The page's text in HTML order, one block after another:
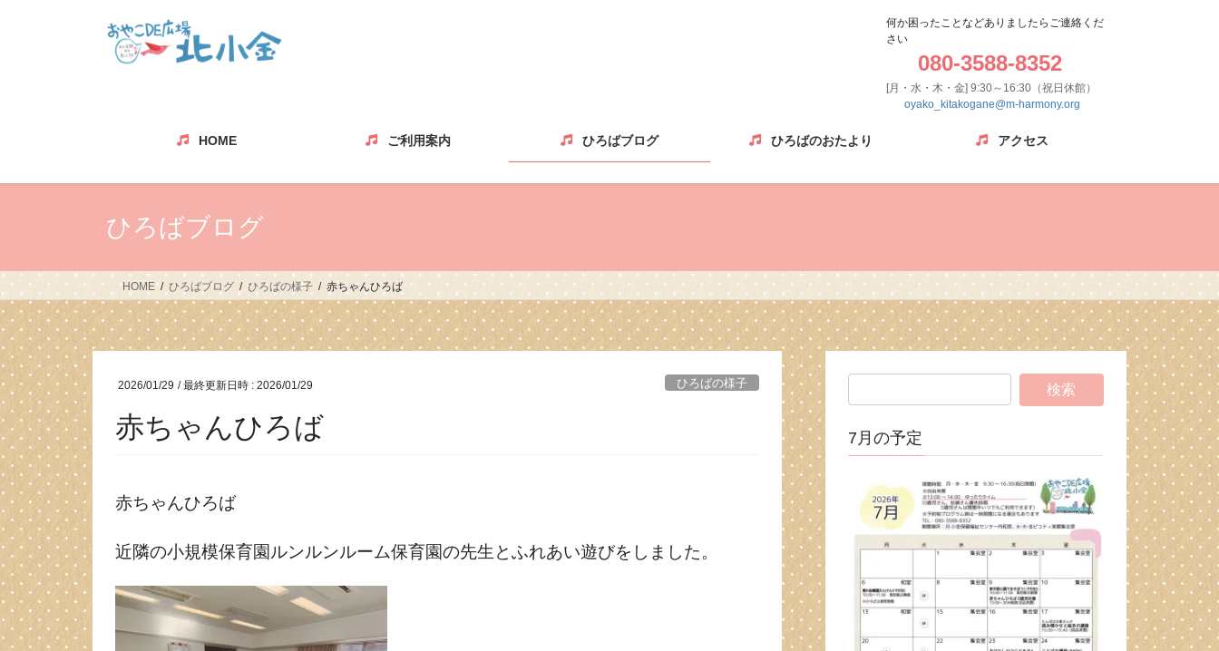
ッ
移
何か困ったことなどありましたらご連絡くだ
さい
080-3588-8352
[月・水・木・金] 9:30～16:30（祝日休館）
oyako_kitakogane@m-harmony.org
HOME ご利用案内 ひろばブログ ひろばのおたより アクセス
ひろばブログ
HOME ひろばブログ ひろばの様子 赤ちゃんひろば
2026/01/29 / 最終更新日時 : 2026/01/29 ひろばの様子
赤ちゃんひろば
赤ちゃんひろば
近隣の小規模保育園ルンルンルーム保育園の先生とふれあい遊びをしました。
7月の予定